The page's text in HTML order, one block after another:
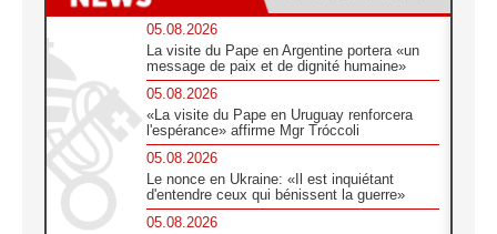
05.08.2026
La visite du Pape en Argentine portera «un
message de paix et de dignité humaine»
05.08.2026
«La visite du Pape en Uruguay renforcera
l'espérance» affirme Mgr Tróccoli
05.08.2026
Le nonce en Ukraine: «Il est inquiétant
d'entendre ceux qui bénissent la guerre»
05.08.2026